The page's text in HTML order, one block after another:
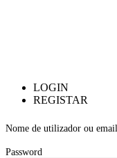
LOGIN
REGISTAR
Nome de utilizador ou email
Password